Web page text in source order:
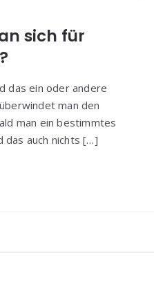
sich für
das ein oder andere
man den
man ein bestimmtes
auch nichts […]